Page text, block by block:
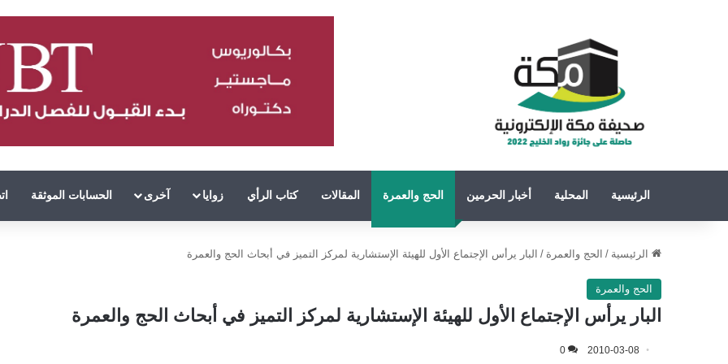
الرئيسية المحلية أخبار الحرمين الحج والعمرة المقالات كتاب الرأي زوايا آخرى الحسابات الموثقة
الرئيسية / الحج والعمرة / البار يرأس الإجتماع الأول للهيئة الإستشارية لمركز التميز في أبحاث الحج والعمرة
الحج والعمرة
البار يرأس الإجتماع الأول للهيئة الإستشارية لمركز التميز في أبحاث الحج والعمرة
2010-03-08
0